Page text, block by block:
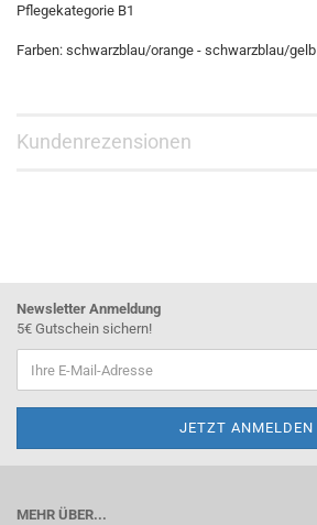
Pflegekategorie B1
Farben: schwarzblau/orange - schwarzblau/gelb
Kundenrezensionen
Newsletter Anmeldung
5€ Gutschein sichern!
MEHR ÜBER...